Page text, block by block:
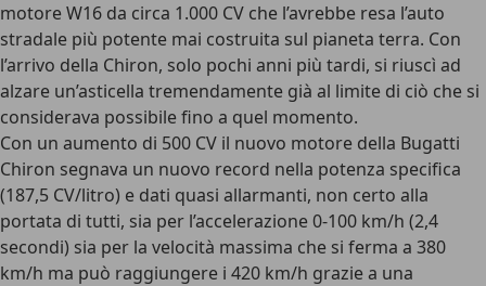
motore W16 da circa 1.000 CV che l’avrebbe resa l’auto
stradale più potente mai costruita sul pianeta terra. Con
l’arrivo della Chiron, solo pochi anni più tardi, si riuscì ad
alzare un’asticella tremendamente già al limite di ciò che si
considerava possibile fino a quel momento.
Con un aumento di 500 CV il nuovo motore della Bugatti
Chiron segnava un nuovo record nella potenza specifica
(187,5 CV/litro) e dati quasi allarmanti, non certo alla
portata di tutti, sia per l’accelerazione 0-100 km/h (2,4
secondi) sia per la velocità massima che si ferma a 380
km/h ma può raggiungere i 420 km/h grazie a una